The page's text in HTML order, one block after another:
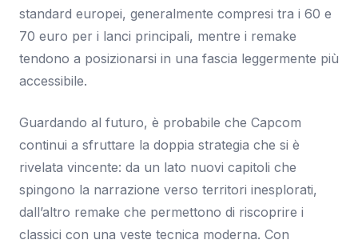
standard europei, generalmente compresi tra i 60 e
70 euro per i lanci principali, mentre i remake
tendono a posizionarsi in una fascia leggermente più
accessibile.
Guardando al futuro, è probabile che Capcom
continui a sfruttare la doppia strategia che si è
rivelata vincente: da un lato nuovi capitoli che
spingono la narrazione verso territori inesplorati,
dall’altro remake che permettono di riscoprire i
classici con una veste tecnica moderna. Con